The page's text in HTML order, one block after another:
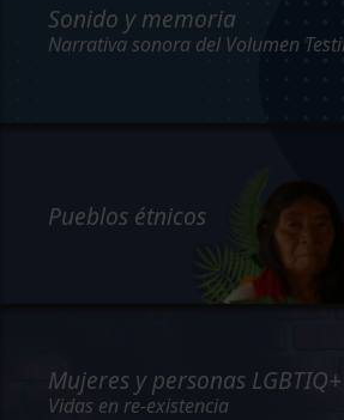
Sonido y memoria
Narrativa sonora del Volumen
Pueblos étnicos
Mujeres y personas LGBTIQ+
Vidas en re-existencia